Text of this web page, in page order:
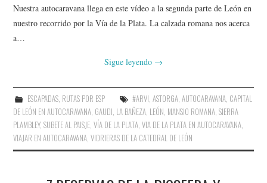
Nuestra autocaravana llega en este vídeo a la segunda parte de León en
nuestro recorrido por la Vía de la Plata. La calzada romana nos acerca
a…
Sigue leyendo →
ESCAPADAS, RUTAS POR ESP #ARVI, ASTORGA, AUTOCARAVANA, CAPITAL
DE LEÓN EN AUTOCARAVANA, GAUDI, LA BAÑEZA, LEÓN, MANSIO ROMANA,SIERRA
PLAMBLEY,SUBETE AL PAISJE,VÍA DE LA PLATA,VIA DE LA PLATA EN AUTOCARAVANA,
VIAJAR EN AUTOCARAVANA,VIDRIERAS DE LA CATEDRAL DE LEÓN